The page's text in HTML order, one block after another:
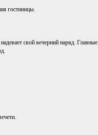
гостиницы.
свой вечерний наряд. Главные